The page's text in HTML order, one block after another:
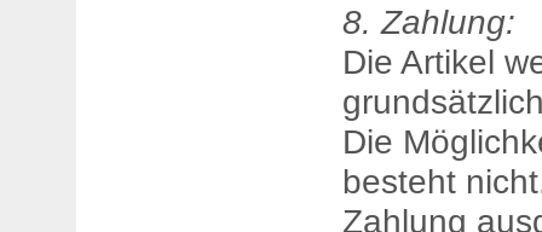
8. Zahlung:
Die Artikel
Die
besteht
Zahlung